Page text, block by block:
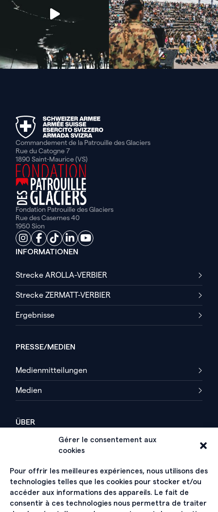
Gérer le consentement aux
cookies
Pour offrir les meilleures expériences, nous utilisons des
technologies telles que les cookies pour stocker et/ou
accéder aux informations des appareils. Le fait de
consentir à ces technologies nous permettra de traiter
Commandement de la Patrouille des Glaciers
Rue du Catogne 7
1890 Saint-Maurice (VS)
Fondation Patrouille des Glaciers
Rue des Casernes 40
1950 Sion
INFORMATIONEN
Strecke AROLLA-VERBIER
Strecke ZERMATT-VERBIER
Ergebnisse
PRESSE/MEDIEN
Medienmitteilungen
Medien
ÜBER
Wall of Fame